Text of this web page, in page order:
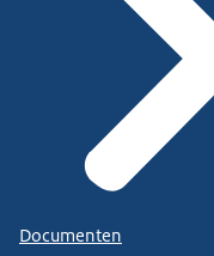
Documenten